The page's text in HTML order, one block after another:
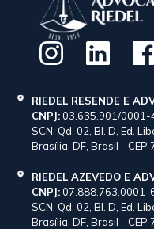
RIEDEL RESENDE E
CNPJ:03.635.901/0001-
SCN, Qd. 02, Bl. D, Ed.
Brasília, DF, Brasil - CEP
RIEDEL AZEVEDO E
CNPJ:07.888.763.0001-
SCN, Qd. 02, Bl. D, Ed.
Brasília, DF, Brasil - CEP